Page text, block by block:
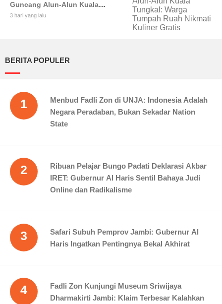
Guncang Alun-Alun Kuala
Tungkal: Warga Tumpah Ruah
3 hari yang lalu
BERITA POPULER
1
Menbud Fadli Zon di UNJA: Indonesia Adalah
Negara Peradaban, Bukan Sekadar Nation
State
2
Ribuan Pelajar Bungo Padati Deklarasi Akbar
IRET: Gubernur Al Haris Sentil Bahaya Judi
Online dan Radikalisme
3
Safari Subuh Pemprov Jambi: Gubernur Al
Haris Ingatkan Pentingnya Bekal Akhirat
4
Fadli Zon Kunjungi Museum Sriwijaya
Dharmakirti Jambi: Klaim Terbesar Kalahkan